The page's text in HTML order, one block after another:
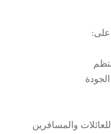
والمسافرين